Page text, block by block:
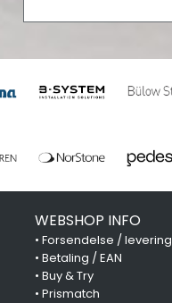
WEBSHOP INFO
• Forsendelse / levering
• Betaling / EAN
• Buy & Try
• Prismatch